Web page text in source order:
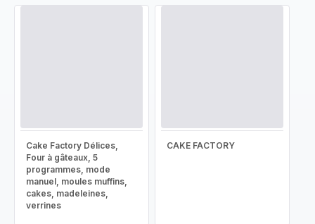
Cake Factory Délices,
Four à gâteaux, 5
programmes, mode
manuel, moules muffins,
cakes, madeleines,
verrines
CAKE FACTORY